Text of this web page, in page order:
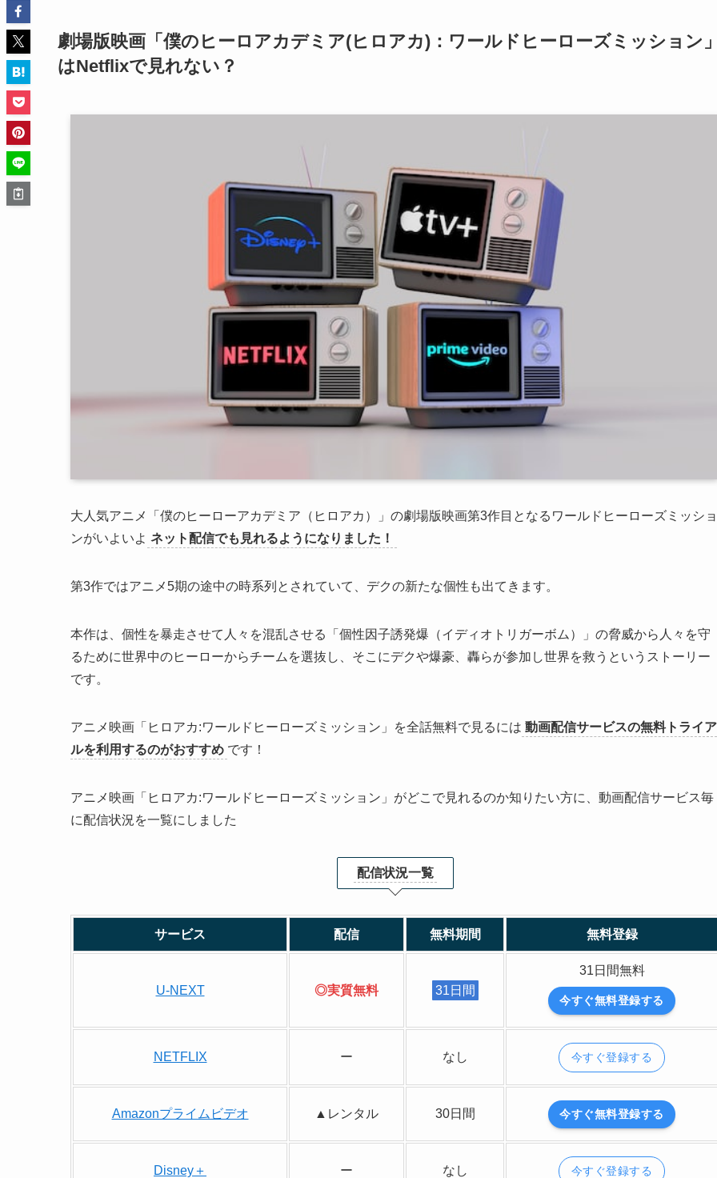
劇場版映画「僕のヒーロアカデミア(ヒロアカ)：ワールドヒーローズミッション
はNetflixで見れない？
大人気アニメ「僕のヒーローアカデミア（ヒロアカ）」の劇場版映画第3作目となるワールドヒーローズミッショ
ンがいよいよ ネット配信でも見れるようになりました！
第3作ではアニメ5期の途中の時系列とされていて、デクの新たな個性も出てきます。
本作は、個性を暴走させて人々を混乱させる「個性因子誘発爆（イディオトリガーボム）」の脅威から人々を守
るために世界中のヒーローからチームを選抜し、そこにデクや爆豪、轟らが参加し世界を救うというストーリー
です。
アニメ映画「ヒロアカ:ワールドヒーローズミッション」を全話無料で見るには 動画配信サービスの無料トライア
ルを利用するのがおすすめ です！
アニメ映画「ヒロアカ:ワールドヒーローズミッション」がどこで見れるのか知りたい方に、動画配信サービス毎
に配信状況を一覧にしました
配信状況一覧
サービス 配信 無料期間 無料登録
U-NEXT ◎実質無料 31日間
31日間無料
今すぐ無料登録する
NETFLIX ー なし 今すぐ登録する
Amazonプライムビデオ ▲レンタル 30日間 今すぐ無料登録する
Disney＋ ー なし 今すぐ登録する